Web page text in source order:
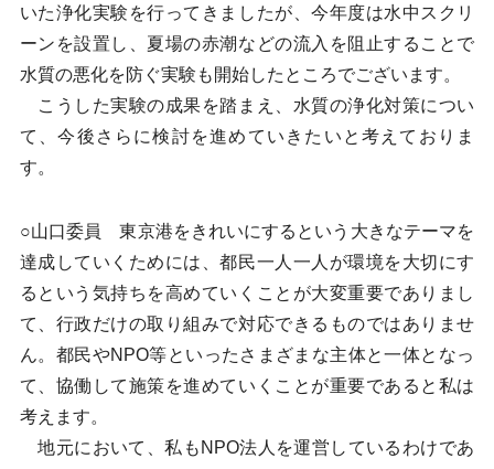
いた浄化実験を行ってきましたが、今年度は水中スクリ
ーンを設置し、夏場の赤潮などの流入を阻止することで
水質の悪化を防ぐ実験も開始したところでございます。
こうした実験の成果を踏まえ、水質の浄化対策につい
て、今後さらに検討を進めていきたいと考えておりま
す。
○山口委員 東京港をきれいにするという大きなテーマを
達成していくためには、都民一人一人が環境を大切にす
るという気持ちを高めていくことが大変重要でありまし
て、行政だけの取り組みで対応できるものではありませ
ん。都民やNPO等といったさまざまな主体と一体となっ
て、協働して施策を進めていくことが重要であると私は
考えます。
地元において、私もNPO法人を運営しているわけであ